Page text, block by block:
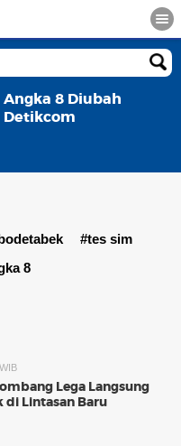
8 Diubah
Detikcom
#tes sim
8
Lega Langsung
di Lintasan Baru